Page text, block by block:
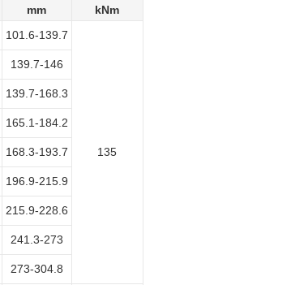
mm kNm
101.6-139.7
135
139.7-146
139.7-168.3
165.1-184.2
168.3-193.7
196.9-215.9
215.9-228.6
241.3-273
273-304.8